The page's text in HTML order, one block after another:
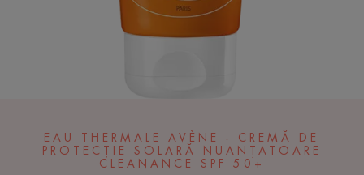
EAU THERMALE AVÈNE - CREMĂ DE
PROTECȚIE SOLARĂ NUANȚATOARE
CLEANANCE SPF 50+